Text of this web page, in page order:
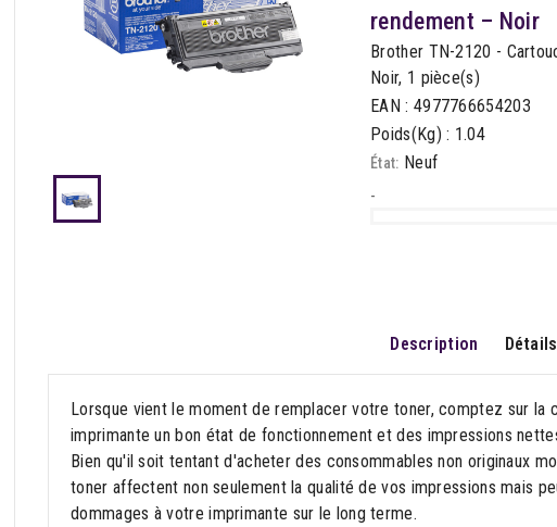
rendement – Noir
Brother TN-2120 -
Noir, 1 pièce(s)
EAN : 4977766654203
Poids(Kg) : 1.04
État: Neuf
-
Description
Lorsque vient le moment de remplacer votre toner, comptez sur la
imprimante un bon état de fonctionnement et des impressions
Bien qu'il soit tentant d'acheter des consommables non originaux
toner affectent non seulement la qualité de vos impressions mais
dommages à votre imprimante sur le long terme.